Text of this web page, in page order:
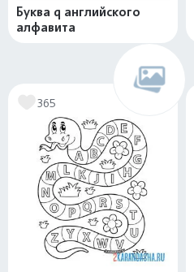
Буква q английского
алфавита
365